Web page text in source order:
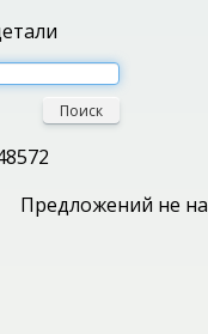
Поиск
Предложений не